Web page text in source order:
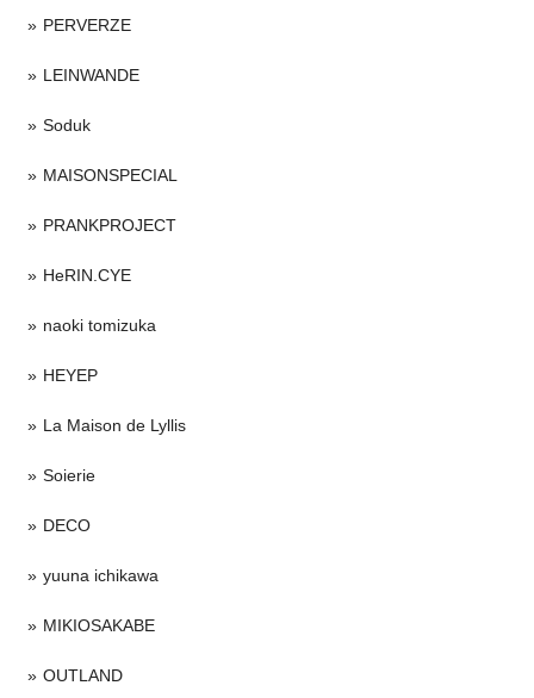
PERVERZE
LEINWANDE
Soduk
MAISONSPECIAL
PRANKPROJECT
HeRIN.CYE
naoki tomizuka
HEYEP
La Maison de Lyllis
Soierie
DECO
yuuna ichikawa
MIKIOSAKABE
OUTLAND